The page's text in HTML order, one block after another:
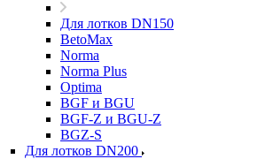
Для лотков DN150
BetoMax
Norma
Norma Plus
Optima
BGF и BGU
BGF-Z и BGU-Z
BGZ-S
Для лотков DN200